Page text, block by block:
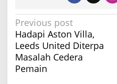
P
o
s
t
Previous post
Hadapi Aston Villa,
Leeds United Diterpa
Masalah Cedera
Pemain